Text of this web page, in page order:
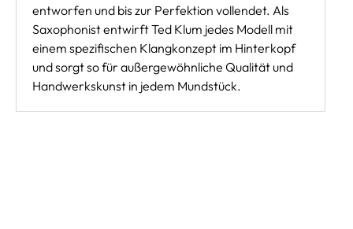
entworfen und bis zur Perfektion vollendet. Als
Saxophonist entwirft Ted Klum jedes Modell mit
einem spezifischen Klangkonzept im Hinterkopf
und sorgt so für außergewöhnliche Qualität und
Handwerkskunst in jedem Mundstück.